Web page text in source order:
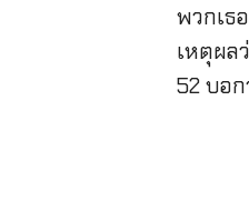
พวกเธ
เหตุผล
52 บอ